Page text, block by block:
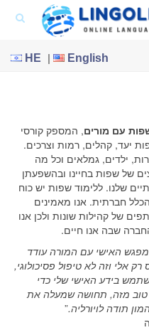
HE | English
עם מורים, המספק קורסי
יעד, קהלים, רמות וצרכים.
ילדים, גמלאים וכל מה
של שפות בחיינו ובהשפעתן
שלנו. ללימוד שפות יש כוח
חברתית. אנו מאמינים
של קהילות שונות ולכן אנו
שבה אנו חיים.
האישי עם המורה עודד
אלי וזה לא טיפול פסיכולוגי,
בידע האישי שלי כדי
טוב מזה, תחושה שמעלה את
תודה לויורליה.”